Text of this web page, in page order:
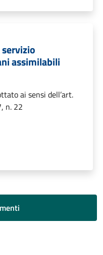
assimilabili
ai sensi dell’art.
n. 22